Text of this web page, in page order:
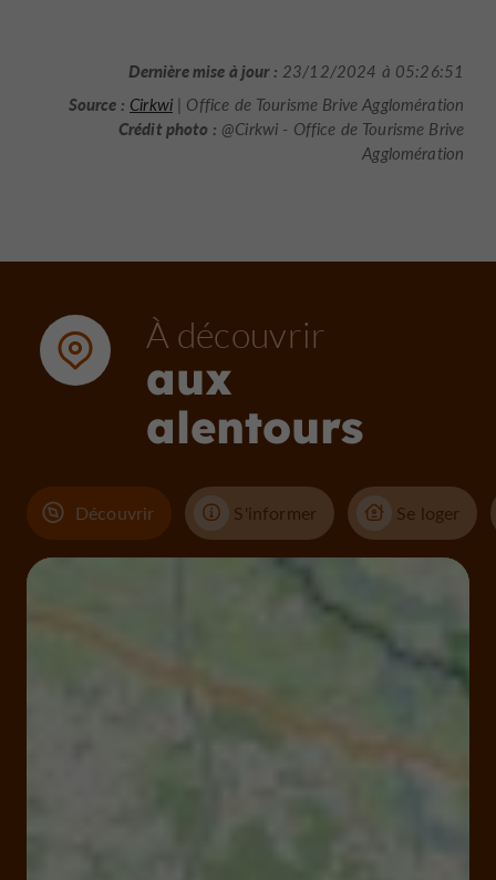
Dernière mise à jour : 23/12/2024 à 05:26:51
Source : Cirkwi | Office de Tourisme Brive Agglomération
Crédit photo : @Cirkwi - Office de Tourisme Brive
Agglomération
À découvrir
aux
alentours
Découvrir S'informer Se loger